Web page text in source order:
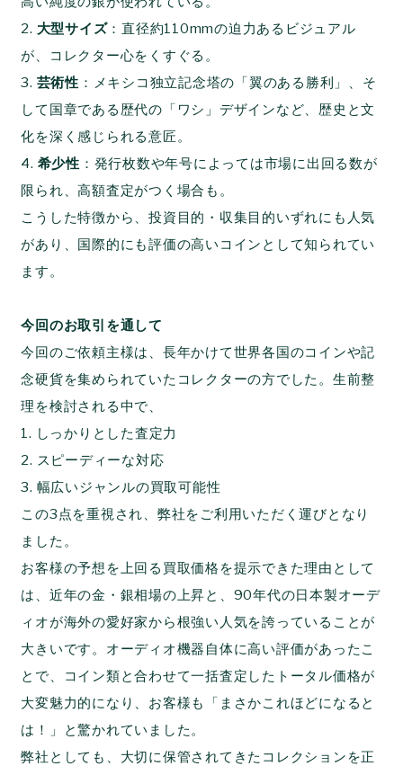
2. 大型サイズ：直径約110mmの迫力あるビジュアル
が、コレクター心をくすぐる。
3. 芸術性 ：メキシコ独立記念塔の「翼のある勝利」、そ
して国章である歴代の「ワシ」デザインなど、歴史と文
化を深く感じられる意匠。
4. 希少性 ：発行枚数や年号によっては市場に出回る数が
限られ、高額査定がつく場合も。
こうした特徴から、投資目的・収集目的いずれにも人気
があり、国際的にも評価の高いコインとして知られてい
ます。
今回のお取引を通して
今回のご依頼主様は、長年かけて世界各国のコインや記
念硬貨を集められていたコレクターの方でした。生前整
理を検討される中で、
1. しっかりとした査定力
2. スピーディーな対応
3. 幅広いジャンルの買取可能性
この3点を重視され、弊社をご利用いただく運びとなり
ました。
お客様の予想を上回る買取価格を提示できた理由として
は、近年の金・銀相場の上昇と、90年代の日本製オーデ
ィオが海外の愛好家から根強い人気を誇っていることが
大きいです。オーディオ機器自体に高い評価があったこ
とで、コイン類と合わせて一括査定したトータル価格が
大変魅力的になり、お客様も「まさかこれほどになると
は！」と驚かれていました。
弊社としても、大切に保管されてきたコレクションを正